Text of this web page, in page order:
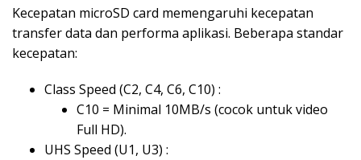
Kecepatan microSD card memengaruhi kecepatan
transfer data dan performa aplikasi. Beberapa standar
kecepatan:
Class Speed (C2, C4, C6, C10) :
C10 = Minimal 10MB/s (cocok untuk video
Full HD).
UHS Speed (U1, U3) :